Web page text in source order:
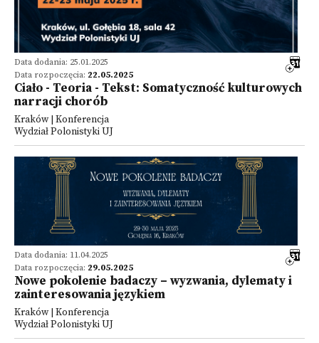
Data dodania: 25.01.2025
Data rozpoczęcia: 22.05.2025
Ciało - Teoria - Tekst: Somatyczność kulturowych
narracji chorób
Kraków | Konferencja
Wydział Polonistyki UJ
Data dodania: 11.04.2025
Data rozpoczęcia: 29.05.2025
Nowe pokolenie badaczy – wyzwania, dylematy i
zainteresowania językiem
Kraków | Konferencja
Wydział Polonistyki UJ